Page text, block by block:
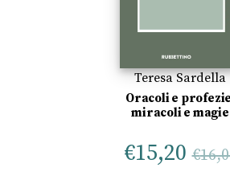
Teresa Sardella
Oracoli e
miracoli e magie
€15,20 €